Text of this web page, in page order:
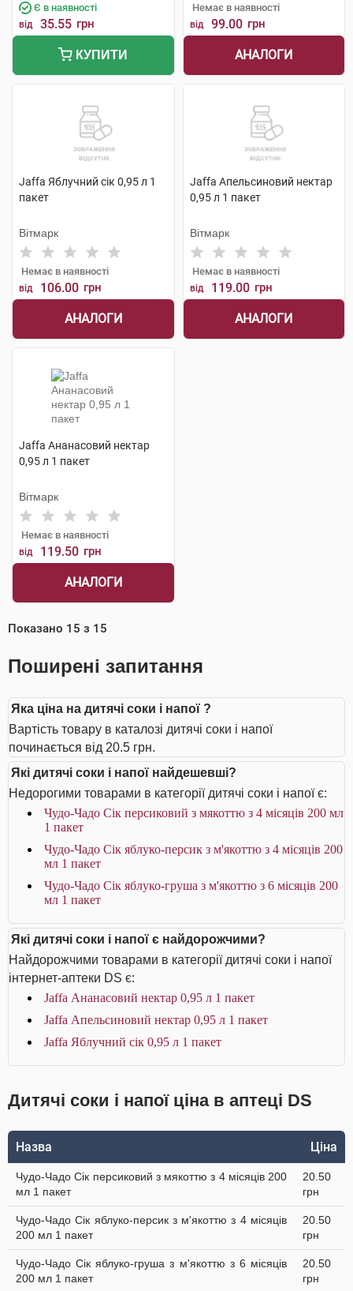
Є в наявності
від 35.55 грн
КУПИТИ
Немає в наявності
від 99.00 грн
АНАЛОГИ
Jaffa Яблучний сік 0,95 л 1
пакет
Вітмарк
Немає в наявності
від 106.00 грн
АНАЛОГИ
Jaffa Апельсиновий нектар
0,95 л 1 пакет
Вітмарк
Немає в наявності
від 119.00 грн
АНАЛОГИ
Jaffa Ананасовий нектар
0,95 л 1 пакет
Вітмарк
Немає в наявності
від 119.50 грн
АНАЛОГИ
Показано 15 з 15
Поширені запитання
Яка ціна на дитячі соки і напої ?
Вартість товару в каталозі дитячі соки і напої
починається від 20.5 грн.
Які дитячі соки і напої найдешевші?
Недорогими товарами в категорії дитячі соки і напої є:
Чудо-Чадо Сік персиковий з мякоттю з 4 місяців 200 мл
1 пакет
Чудо-Чадо Сік яблуко-персик з м'якоттю з 4 місяців 200
мл 1 пакет
Чудо-Чадо Сік яблуко-груша з м'якоттю з 6 місяців 200
мл 1 пакет
Які дитячі соки і напої є найдорожчими?
Найдорожчими товарами в категорії дитячі соки і напої
інтернет-аптеки DS є:
Jaffa Ананасовий нектар 0,95 л 1 пакет
Jaffa Апельсиновий нектар 0,95 л 1 пакет
Jaffa Яблучний сік 0,95 л 1 пакет
Дитячі соки і напої ціна в аптеці DS
Назва Ціна
Чудо-Чадо Сік персиковий з мякоттю з 4 місяців 200
мл 1 пакет
20.50
грн
Чудо-Чадо Сік яблуко-персик з м'якоттю з 4 місяців
200 мл 1 пакет
20.50
грн
Чудо-Чадо Сік яблуко-груша з м'якоттю з 6 місяців
200 мл 1 пакет
20.50
грн